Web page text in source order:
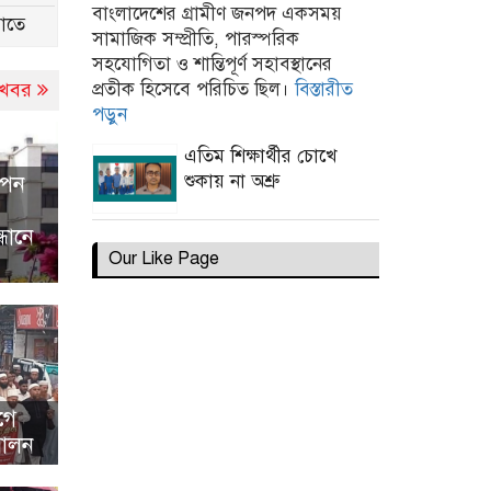
এক
এক
এক
বাংলাদেশের গ্রামীণ জনপদ একসময়
সামাজিক সম্প্রীতি, পারস্পরিক
সহযোগিতা ও শান্তিপূর্ণ সহাবস্থানের
প্রতীক হিসেবে পরিচিত ছিল।বিস্তারীত
পড়ুন
এতিম শিক্ষার্থীর চোখে
শুকায় না অশ্রু
Our Like Page